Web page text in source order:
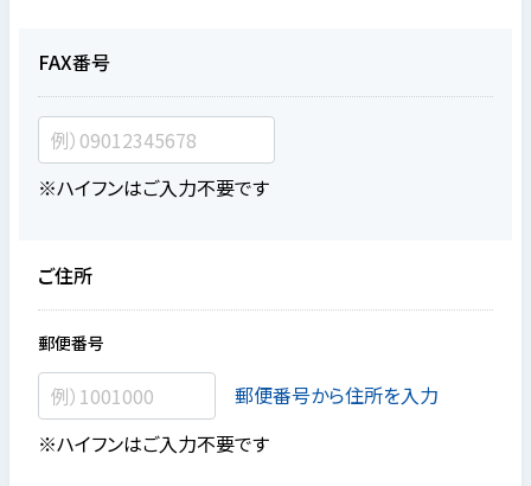
FAX番号
※ハイフンはご入力不要です
ご住所
郵便番号
郵便番号から住所を入力
※ハイフンはご入力不要です